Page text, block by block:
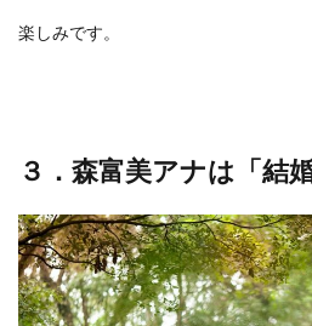
楽しみです。
３．森富美アナは「結